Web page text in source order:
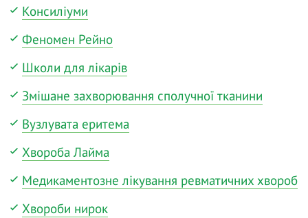
Консиліуми
Феномен Рейно
Школи для лікарів
Змішане захворювання сполучної тканини
Вузлувата еритема
Хвороба Лайма
Медикаментозне лікування ревматичних хвороб
Хвороби нирок